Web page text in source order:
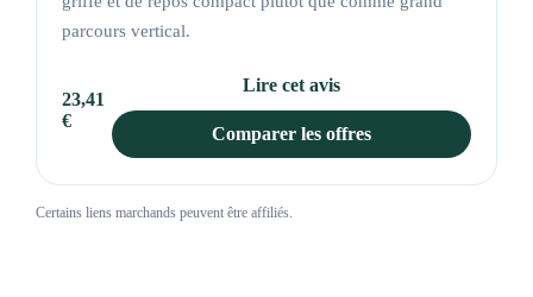
parcours vertical.
23,41
€
Lire cet avis
Comparer les offres
Certains liens marchands peuvent être affiliés.